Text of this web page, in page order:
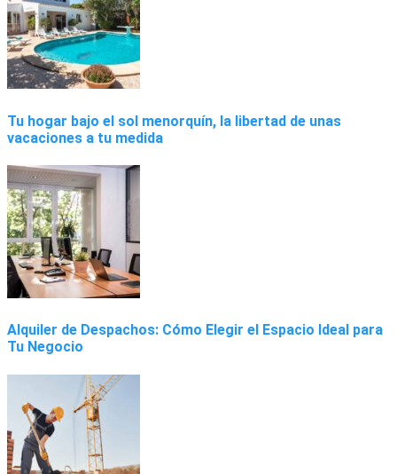
Tu hogar bajo el sol menorquín, la libertad de unas
vacaciones a tu medida
Alquiler de Despachos: Cómo Elegir el Espacio Ideal para
Tu Negocio